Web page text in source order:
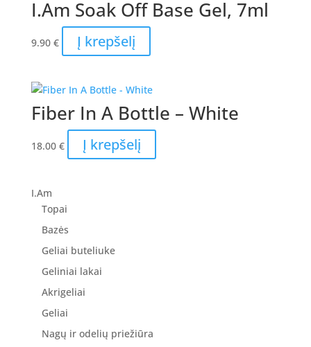
I.Am Soak Off Base Gel, 7ml
9.90 € Į krepšelį
Fiber In A Bottle – White
18.00 € Į krepšelį
I.Am
Topai
Bazės
Geliai buteliuke
Geliniai lakai
Akrigeliai
Geliai
Nagų ir odelių priežiūra